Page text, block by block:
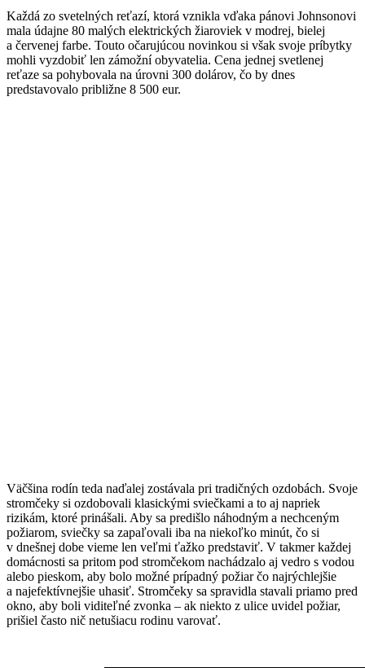
Každá zo svetelných reťazí, ktorá vznikla vďaka pánovi Johnsonovi
mala údajne 80 malých elektrických žiaroviek v modrej, bielej
a červenej farbe. Touto očarujúcou novinkou si však svoje príbytky
mohli vyzdobiť len zámožní obyvatelia. Cena jednej svetlenej
reťaze sa pohybovala na úrovni 300 dolárov, čo by dnes
predstavovalo približne 8 500 eur.
Väčšina rodín teda naďalej zostávala pri tradičných ozdobách. Svoje
stromčeky si ozdobovali klasickými sviečkami a to aj napriek
rizikám, ktoré prinášali. Aby sa predišlo náhodným a nechceným
požiarom, sviečky sa zapaľovali iba na niekoľko minút, čo si
v dnešnej dobe vieme len veľmi ťažko predstaviť. V takmer každej
domácnosti sa pritom pod stromčekom nachádzalo aj vedro s vodou
alebo pieskom, aby bolo možné prípadný požiar čo najrýchlejšie
a najefektívnejšie uhasiť. Stromčeky sa spravidla stavali priamo pred
okno, aby boli viditeľné zvonka – ak niekto z ulice uvidel požiar,
prišiel často nič netušiacu rodinu varovať.